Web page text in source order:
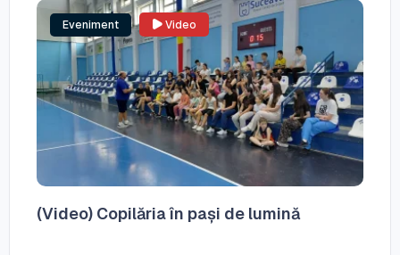
Eveniment Video
(Video) Copilăria în pași de lumină